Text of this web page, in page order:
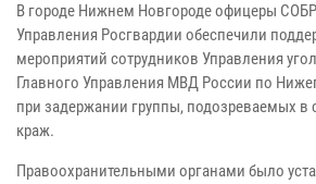
В городе Нижнем Новгороде офицеры
Управления Росгвардии обеспечили
мероприятий сотрудников Управления
Главного Управления МВД России по
при задержании группы, подозреваемых в
краж.
Правоохранительными органами было